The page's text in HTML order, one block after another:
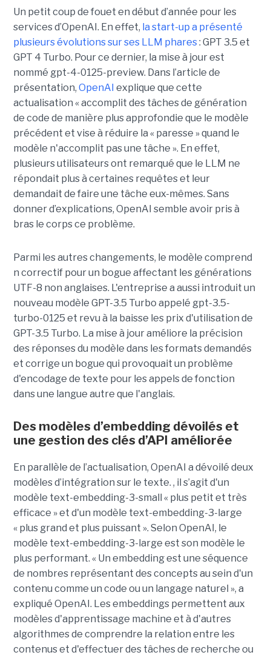
Un petit coup de fouet en début d’année pour les
services d’OpenAI. En effet, la start-up a présenté
plusieurs évolutions sur ses LLM phares: GPT 3.5 et
GPT 4 Turbo. Pour ce dernier, la mise à jour est
nommé gpt-4-0125-preview. Dans l’article de
présentation, OpenAI explique que cette
actualisation « accomplit des tâches de génération
de code de manière plus approfondie que le modèle
précédent et vise à réduire la « paresse » quand le
modèle n'accomplit pas une tâche ». En effet,
plusieurs utilisateurs ont remarqué que le LLM ne
répondait plus à certaines requêtes et leur
demandait de faire une tâche eux-mêmes. Sans
donner d’explications, OpenAI semble avoir pris à
bras le corps ce problème.
Parmi les autres changements, le modèle comprend
n correctif pour un bogue affectant les générations
UTF-8 non anglaises. L'entreprise a aussi introduit un
nouveau modèle GPT-3.5 Turbo appelé gpt-3.5-
turbo-0125 et revu à la baisse les prix d'utilisation de
GPT-3.5 Turbo. La mise à jour améliore la précision
des réponses du modèle dans les formats demandés
et corrige un bogue qui provoquait un problème
d'encodage de texte pour les appels de fonction
dans une langue autre que l'anglais.
Des modèles d’embedding dévoilés et
une gestion des clés d’API améliorée
En parallèle de l’actualisation, OpenAI a dévoilé deux
modèles d’intégration sur le texte. , il s’agit d'un
modèle text-embedding-3-small « plus petit et très
efficace » et d'un modèle text-embedding-3-large
« plus grand et plus puissant ». Selon OpenAI, le
modèle text-embedding-3-large est son modèle le
plus performant. « Un embedding est une séquence
de nombres représentant des concepts au sein d'un
contenu comme un code ou un langage naturel », a
expliqué OpenAI. Les embeddings permettent aux
modèles d'apprentissage machine et à d'autres
algorithmes de comprendre la relation entre les
contenus et d'effectuer des tâches de recherche ou